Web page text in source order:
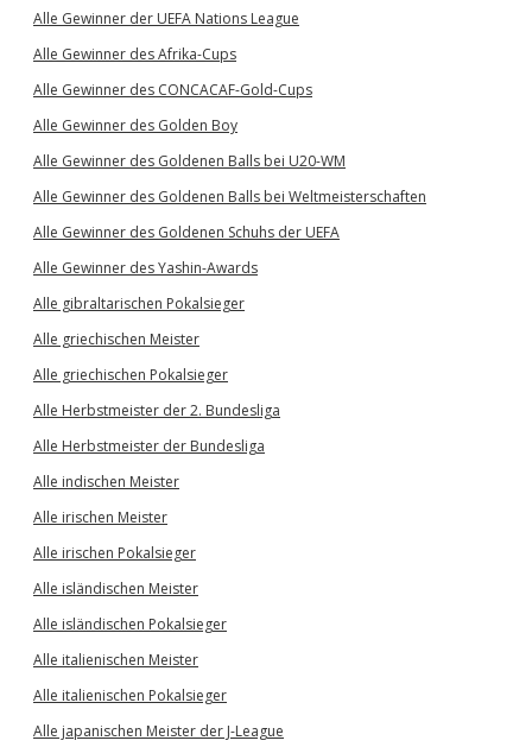
Alle Gewinner der UEFA Nations League
Alle Gewinner des Afrika-Cups
Alle Gewinner des CONCACAF-Gold-Cups
Alle Gewinner des Golden Boy
Alle Gewinner des Goldenen Balls bei U20-WM
Alle Gewinner des Goldenen Balls bei Weltmeisterschaften
Alle Gewinner des Goldenen Schuhs der UEFA
Alle Gewinner des Yashin-Awards
Alle gibraltarischen Pokalsieger
Alle griechischen Meister
Alle griechischen Pokalsieger
Alle Herbstmeister der 2. Bundesliga
Alle Herbstmeister der Bundesliga
Alle indischen Meister
Alle irischen Meister
Alle irischen Pokalsieger
Alle isländischen Meister
Alle isländischen Pokalsieger
Alle italienischen Meister
Alle italienischen Pokalsieger
Alle japanischen Meister der J-League